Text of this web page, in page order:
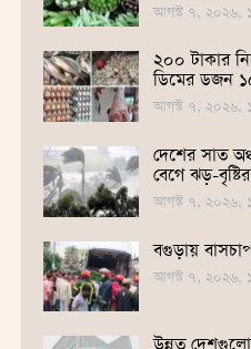
আগস্ট ৭, ২০২৬,
২০০ টাকার
ডিমের ডজন
আগস্ট ৭, ২০২৬,
দেশের সাত
বেগে ঝড়-
আগস্ট ৭, ২০২৬,
বগুড়ায়
আগস্ট ৭, ২০২৬,